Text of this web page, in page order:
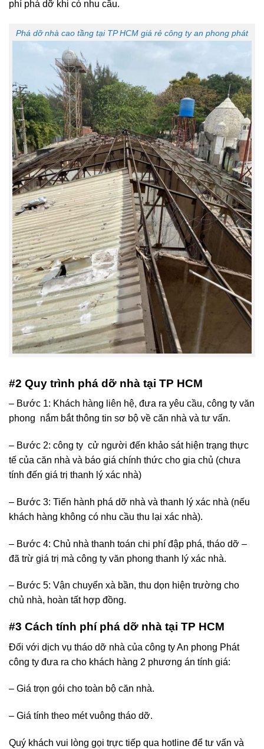
phí phá dỡ khi có nhu cầu.
Phá dỡ nhà cao tầng tại TP HCM giá rẻ công ty an phong phát
#2 Quy trình phá dỡ nhà tại TP HCM
– Bước 1: Khách hàng liên hệ, đưa ra yêu cầu, công ty văn
phong nắm bắt thông tin sơ bộ về căn nhà và tư vấn.
– Bước 2: công ty cử người đến khảo sát hiện trạng thực
tế của căn nhà và báo giá chính thức cho gia chủ (chưa
tính đến giá trị thanh lý xác nhà)
– Bước 3: Tiến hành phá dỡ nhà và thanh lý xác nhà (nếu
khách hàng không có nhu cầu thu lại xác nhà).
– Bước 4: Chủ nhà thanh toán chi phí đập phá, tháo dỡ –
đã trừ giá trị mà công ty văn phong thanh lý xác nhà.
– Bước 5: Vận chuyển xà bần, thu dọn hiện trường cho
chủ nhà, hoàn tất hợp đồng.​
#3 Cách tính phí phá dỡ nhà tại TP HCM
Đối với dịch vụ tháo dỡ nhà của công ty An phong Phát
công ty đưa ra cho khách hàng 2 phương án tính giá:
– Giá trọn gói cho toàn bộ căn nhà.
– Giá tính theo mét vuông tháo dỡ.
Quý khách vui lòng gọi trực tiếp qua hotline để tư vấn và